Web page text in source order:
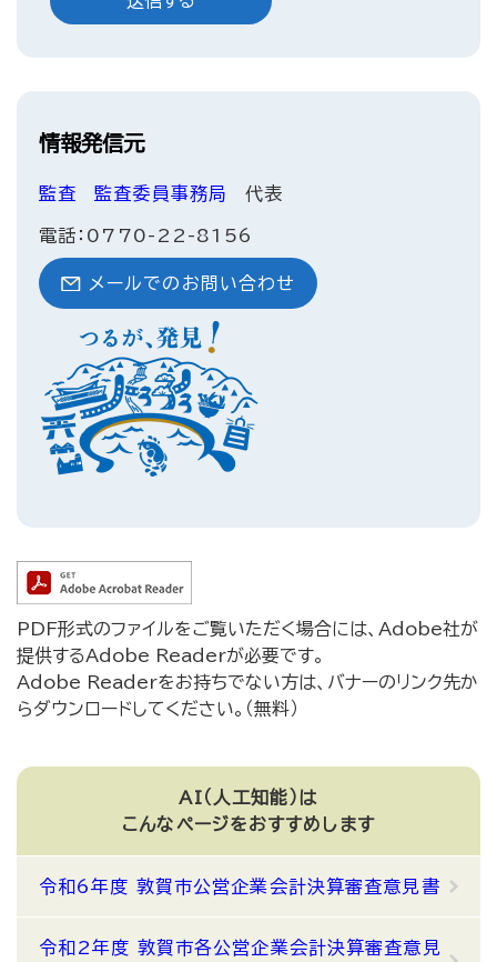
情報発信元
監査 監査委員事務局 代表
電話：0770-22-8156
メールでのお問い合わせ
PDF形式のファイルをご覧いただく場合には、Adobe社が
提供するAdobe Readerが必要です。
Adobe Readerをお持ちでない方は、バナーのリンク先か
らダウンロードしてください。（無料）
AI（人工知能）は
こんなページをおすすめします
令和6年度 敦賀市公営企業会計決算審査意見書
令和2年度 敦賀市各公営企業会計決算審査意見